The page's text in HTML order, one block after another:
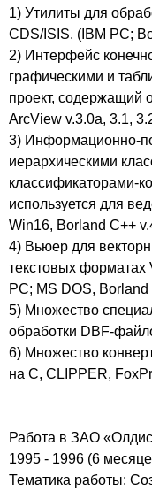
1) Утилиты для
CDS/ISIS. (IBM PC;
2) Интерфейс
графическими и
проект, содержащий
ArcView v.3.0a, 3.1,
3) Информационно-
иерархическими
классификаторами-
используется для
Win16, Borland C++
4) Вьюер для
текстовых форматах
PC; MS DOS,
5) Множество
обработки DBF-
6) Множество
на C, CLIPPER,
Работа в ЗАО
1995 - 1996 (6
Тематика работы: